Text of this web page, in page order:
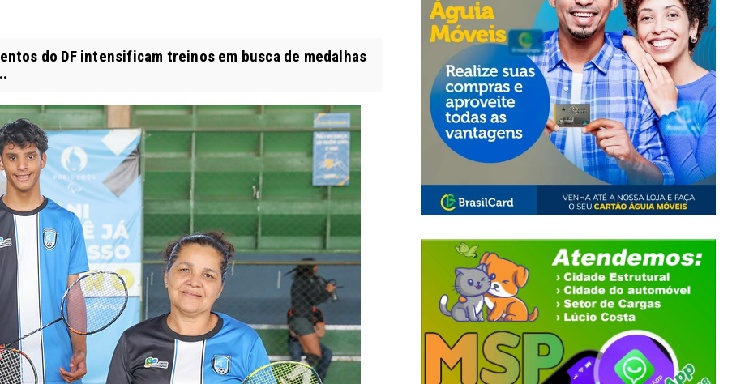
do DF intensificam treinos em busca de medalhas